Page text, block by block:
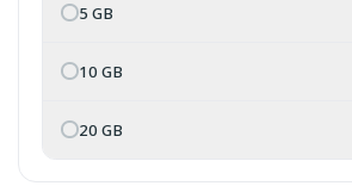
5 GB
10 GB
20 GB